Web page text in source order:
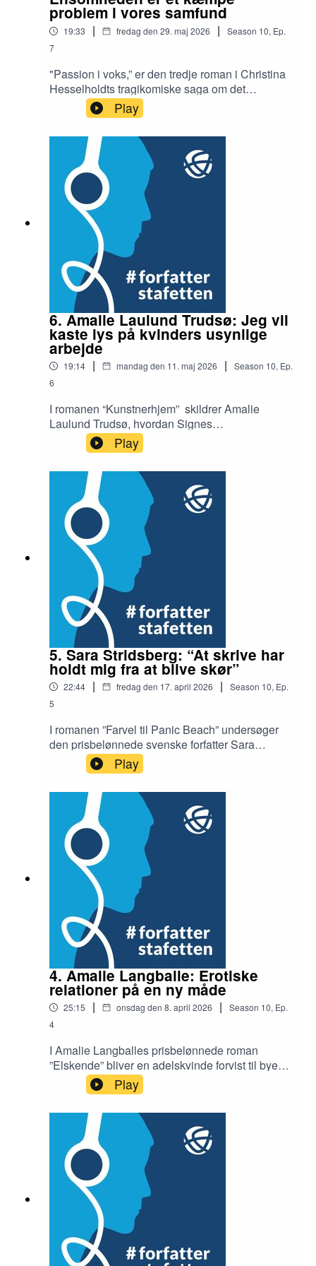
problem i vores samfund
19:33 | fredag den 29. maj 2026 | Season 10, Ep.
7
"Passion i voks,” er den tredje roman i Christina
Hesselholdts tragikomiske saga om det
midaldrende søskendepar Mikael og Gustava og
deres livskriser, bliver af anmelderne beskrevet
som et højdepunkt i hendes
forfatterskab. Aktiehandleren Mikael længes væk
fra sin ensomhed og tager job som graver på en
kirkegård for at møde andre mennesker.
Spørgsmålet er, om missionen lykkes?
Interviewer: Birgitte BartholdyRedaktør: Ib Helles
Olesem
Play
6. Amalie Laulund Trudsø: Jeg vil
kaste lys på kvinders usynlige
arbejde
19:14 | mandag den 11. maj 2026 | Season 10, Ep.
6
I romanen “Kunstnerhjem” skildrer Amalie
Laulund Trudsø, hvordan Signes
kunstnerdrømme i 1950'erne og 1960'erne
begraves under en vildt travl hverdag med tre
små børn. Det er ikke en beretning om bitterhed,
men om at finde mening og drivkraft i at få
hverdagen til at fungere - sådan som mange,
mange kvinder har gjort og stadig gør. Interview:
Birgitte BartholdyRedaktør: Ib Helles Olesen
Play
5. Sara Stridsberg: “At skrive har
holdt mig fra at blive skør”
22:44 | fredag den 17. april 2026 | Season 10, Ep.
5
I romanen ”Farvel til Panic Beach” undersøger
den prisbelønnede svenske forfatter Sara
Stridsberg via fiktionen traumerne i sin egen
vilde og svære familiehistorie - med alkohol,
selvmord og svigt i flere generationer. Her
fortæller hun, hvorfor det at skrive er så livsvigtigt
for hende.Interviewer: Birgitte BartholdyRedaktør:
Ib Helles Olesen
Play
4. Amalie Langballe: Erotiske
relationer på en ny måde
25:15 | onsdag den 8. april 2026 | Season 10, Ep.
4
I Amalie Langballes prisbelønnede roman
”Elskende” bliver en adelskvinde forvist til byens
bedste horehus af sin egen mand. Her fortæller
forfatteren om de uventede relationer, der opstår,
når intimiteten bryder med alle
normer.Interviewer: Birgitte BartholdyRedaktør: Ib
Helles Olesen
Play